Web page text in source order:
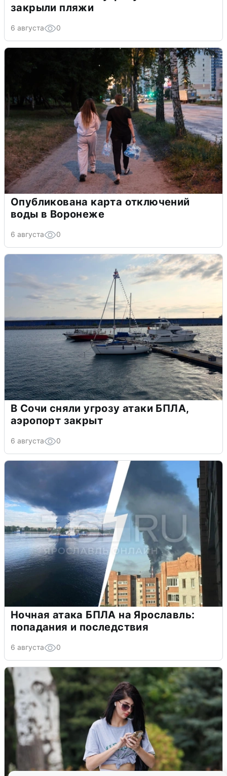
закрыли пляжи
6 августа 0
Опубликована карта отключений
воды в Воронеже
6 августа 0
В Сочи сняли угрозу атаки БПЛА,
аэропорт закрыт
6 августа 0
Ночная атака БПЛА на Ярославль:
попадания и последствия
6 августа 0